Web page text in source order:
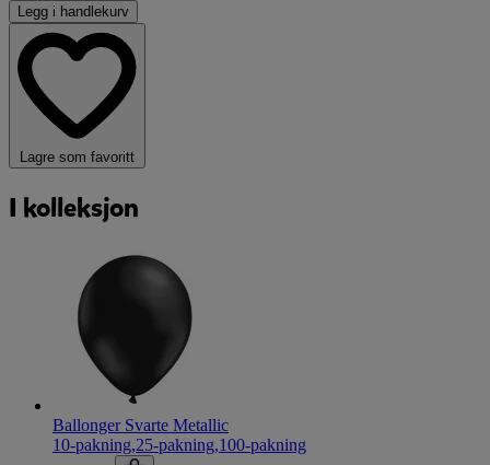
Legg i handlekurv
Lagre som favoritt
I kolleksjon
Ballonger Svarte Metallic
10-pakning,25-pakning,100-pakning